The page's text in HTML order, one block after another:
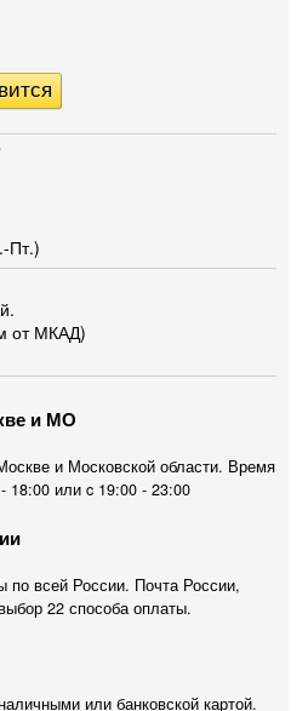
Пт.)
от МКАД)
и МО
и Московской области. Время
18:00 или c 19:00 - 23:00
по всей России. Почта России,
22 способа оплаты.
или банковской картой.